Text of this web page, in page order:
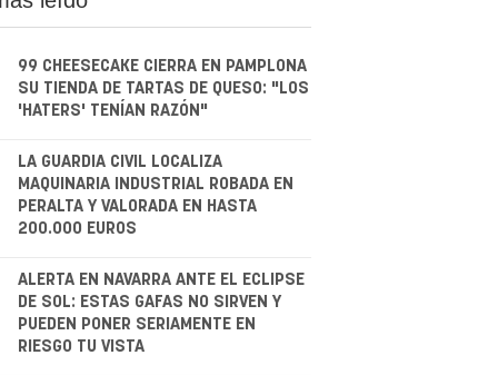
99 CHEESECAKE CIERRA EN PAMPLONA
SU TIENDA DE TARTAS DE QUESO: "LOS
'HATERS' TENÍAN RAZÓN"
LA GUARDIA CIVIL LOCALIZA
MAQUINARIA INDUSTRIAL ROBADA EN
PERALTA Y VALORADA EN HASTA
200.000 EUROS
ALERTA EN NAVARRA ANTE EL ECLIPSE
DE SOL: ESTAS GAFAS NO SIRVEN Y
PUEDEN PONER SERIAMENTE EN
RIESGO TU VISTA